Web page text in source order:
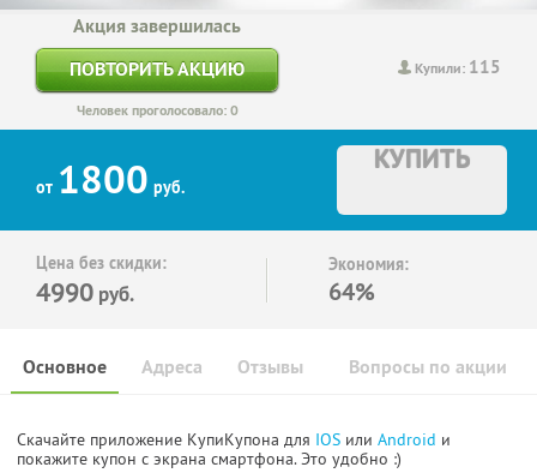
Купили: 115
Акция завершилась
ПОВТОРИТЬ АКЦИЮ
Человек проголосовало: 0
от 1800 руб.
КУПИТЬ
Цена без скидки:
4990 руб.
Экономия:
64%
Основное Отзывы Вопросы по акции
Адреса
Скачайте приложение КупиКупона для IOS или Android и
покажите купон с экрана смартфона. Это удобно :)